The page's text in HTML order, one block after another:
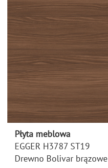
Płyta meblowa
EGGER H3787 ST19
Drewno Bolivar brązowe